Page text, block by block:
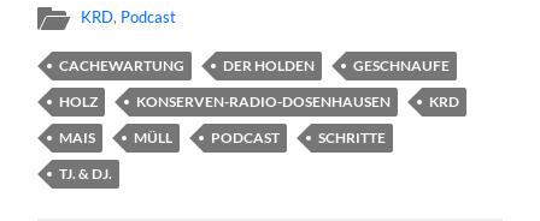
KRD, Podcast
CACHEWARTUNG DER HOLDEN
GESCHNAUFE
HOLZ
KONSERVEN-RADIO-DOSENHAUSEN
KRD
MAIS
MÜLL PODCAST
SCHRITTE
TJ. & DJ.